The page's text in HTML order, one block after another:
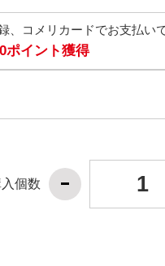
、コメリカードでお支払い
ポイント獲得
個数